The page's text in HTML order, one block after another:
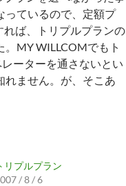
っているので、定額プ
れば、トリプルプランの
MY WILLCOMでもト
ーターを通さないとい
れません。が、そこあ
リプルプラン
/ 8 / 6